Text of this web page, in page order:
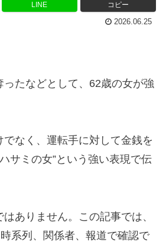
LINE コピー
2026.06.25
たなどとして、62歳の女が強
なく、運転手に対して金銭を
サミの女”という強い表現で伝
ありません。この記事では、
系列、関係者、報道で確認で